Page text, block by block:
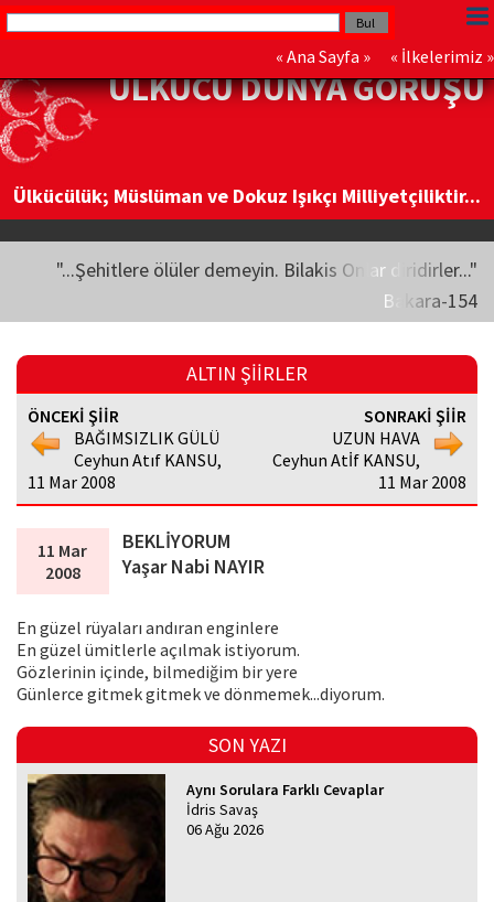
« Ana Sayfa » « İlkelerimiz »
ÜLKÜCÜ DÜNYA GÖRÜŞÜ
Ülkücülük; Müslüman ve Dokuz Işıkçı Milliyetçiliktir...
"...Şehitlere ölüler demeyin. Bilakis Onlar diridirler..."
Bakara-154
ALTIN ŞİİRLER
ÖNCEKİ ŞİİR
BAĞIMSIZLIK GÜLÜ
Ceyhun Atıf KANSU,
11 Mar 2008
SONRAKİ ŞİİR
UZUN HAVA
Ceyhun Atİf KANSU,
11 Mar 2008
11 Mar
2008
BEKLİYORUM
Yaşar Nabi NAYIR
En güzel rüyaları andıran enginlere
En güzel ümitlerle açılmak istiyorum.
Gözlerinin içinde, bilmediğim bir yere
Günlerce gitmek gitmek ve dönmemek...diyorum.
SON YAZI
Aynı Sorulara Farklı Cevaplar
İdris Savaş
06 Ağu 2026